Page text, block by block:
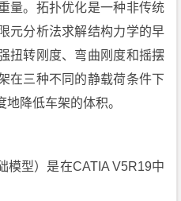
量。拓扑优化是一种非传统
元分析法求解结构力学的早
扭转刚度、弯曲刚度和摇摆
在三种不同的静载荷条件下
降低车架的体积。
模型）是在CATIA V5R19中